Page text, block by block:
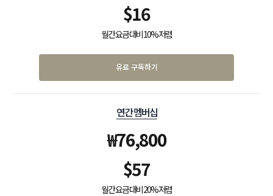
$16
월간 요금 대비 10% 저렴
유료 구독하기
연간 멤버십
₩76,800
$57
월간 요금 대비 20% 저렴